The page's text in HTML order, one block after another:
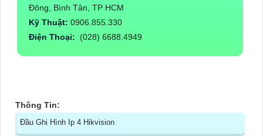
Đông, Bình Tân, TP HCM
Kỹ Thuật: 0906.855.330
Điện Thoại: (028) 6688.4949
Thông Tin:
Đầu Ghi Hình Ip 4 Hikvision